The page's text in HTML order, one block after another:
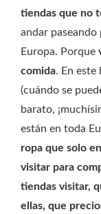
tiendas que no
andar paseando
Europa. Porque
comida. En
(cuándo se
barato,
están en toda
ropa que solo
visitar para
tiendas visitar,
ellas, que